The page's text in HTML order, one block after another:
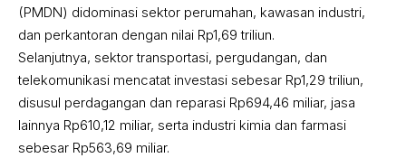
(PMDN) didominasi sektor perumahan, kawasan industri,
dan perkantoran dengan nilai Rp1,69 triliun.
Selanjutnya, sektor transportasi, pergudangan, dan
telekomunikasi mencatat investasi sebesar Rp1,29 triliun,
disusul perdagangan dan reparasi Rp694,46 miliar, jasa
lainnya Rp610,12 miliar, serta industri kimia dan farmasi
sebesar Rp563,69 miliar.